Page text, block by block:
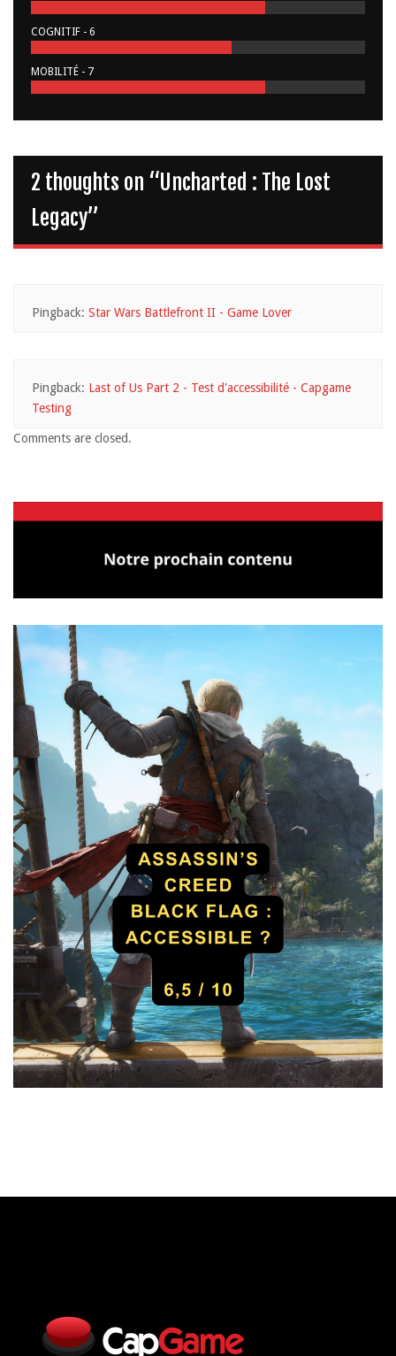
COGNITIF - 6
MOBILITÉ - 7
2 thoughts on “Uncharted : The Lost
Legacy”
Pingback: Star Wars Battlefront II - Game Lover
Pingback: Last of Us Part 2 - Test d'accessibilité - Capgame
Testing
Comments are closed.